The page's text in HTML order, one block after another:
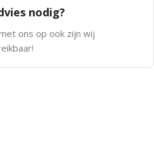
nodig?
ons op ook zijn wij